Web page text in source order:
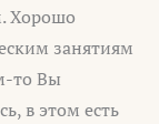
Хорошо
занятиям
то Вы
в этом есть